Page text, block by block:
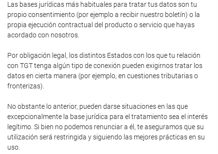
Las bases jurídicas más habituales para tratar tus datos son tu
propio consentimiento (por ejemplo a recibir nuestro boletín) o la
propia ejecución contractual del producto o servicio que hayas
acordado con nosotros.
Por obligación legal, los distintos Estados con los que tu relación
con TGT tenga algún tipo de conexión pueden exigirnos tratar los
datos en cierta manera (por ejemplo, en cuestiones tributarias o
fronterizas).
No obstante lo anterior, pueden darse situaciones en las que
excepcionalmente la base jurídica para el tratamiento sea el interés
legítimo. Si bien no podemos renunciar a él, te aseguramos que su
utilización será restringida y siguiendo las mejores prácticas en su
uso.